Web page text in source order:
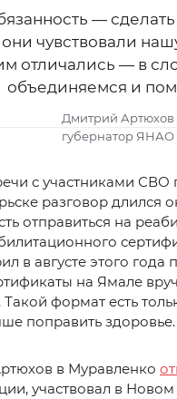
—
чувствовали
отличались — в
объединяемся и
Дмитрий Артюхов
губернатор ЯНАО
с участниками
разговор длился
отправиться на
в августе этого
на Ямале
Такой формат есть
поправить здоровье.
в Муравленко
участвовал в